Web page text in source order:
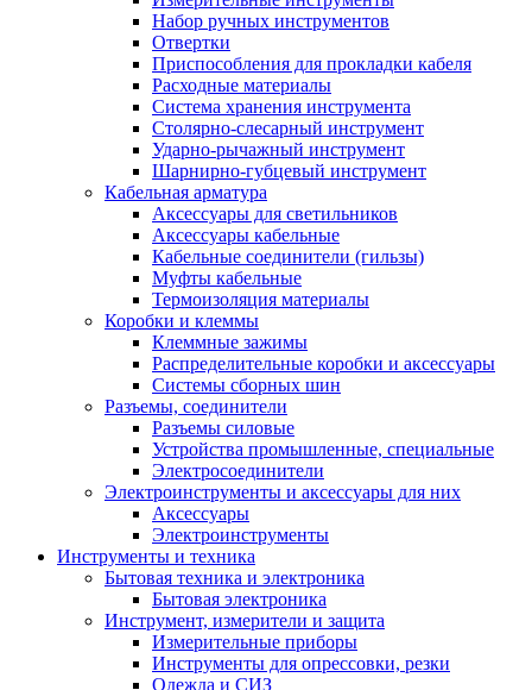
Набор ручных инструментов
Отвертки
Приспособления для прокладки кабеля
Расходные материалы
Система хранения инструмента
Столярно-слесарный инструмент
Ударно-рычажный инструмент
Шарнирно-губцевый инструмент
Кабельная арматура
Аксессуары для светильников
Аксессуары кабельные
Кабельные соединители (гильзы)
Муфты кабельные
Термоизоляция материалы
Коробки и клеммы
Клеммные зажимы
Распределительные коробки и аксессуары
Системы сборных шин
Разъемы, соединители
Разъемы силовые
Устройства промышленные, специальные
Электросоединители
Электроинструменты и аксессуары для них
Аксессуары
Электроинструменты
Инструменты и техника
Бытовая техника и электроника
Бытовая электроника
Инструмент, измерители и защита
Измерительные приборы
Инструменты для опрессовки, резки
Одежда и СИЗ